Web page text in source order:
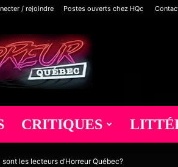
/ rejoindre Postes ouverts chez HQc
Horreur
Québec
CRITIQUES
sont les lecteurs d’Horreur Québec?